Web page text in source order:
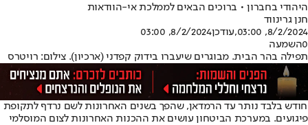
היהודי בחברון • ברוכים הבאים לממלכת אי-הוודאות
חנן גרינווד
8/2/2024, 03:00
,עודכן8/2/2024, 03:00
0השמעה
תפילה בהר הבית. מבוגרים שיעברו בידוק קפדני (ארכיון). צילום: רויטרס
חודש בלבד נותר עד הרמדאן, שהפך בשנים האחרונות לשם נרדף לתקופת
פיגועים. במערכת הביטחון עושים את ההכנות האחרונות לצום המוסלמי